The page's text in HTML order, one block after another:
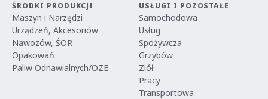
ŚRODKI PRODUKCJI
Maszyn i Narzędzi
Urządzeń, Akcesoriów
Nawozów, ŚOR
Opakowań
Paliw Odnawialnych/OZE
USŁUGI I POZOSTAŁE
Samochodowa
Usług
Spożywcza
Grzybów
Ziół
Pracy
Transportowa